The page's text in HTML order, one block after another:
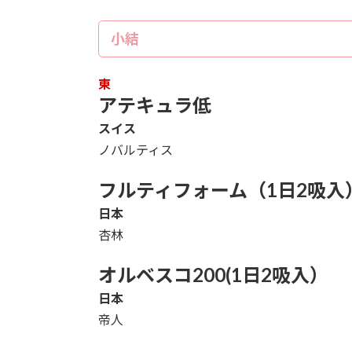
小結
東
アテキュラ低
スイス
ノバルティス
フルティフォーム（1日2吸入
日本
杏林
オルベスコ200(1日2吸入）
日本
帝人